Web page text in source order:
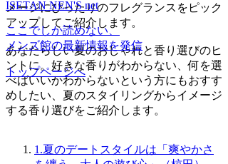
メージにぴったりのフレグランスをピック
アップしてご紹介します。
あなたらしい夏のおしゃれと香り選びのヒ
ントに。好きな香りがわからない、何を選
べばいいかわからないという方にもおすす
めしたい、夏のスタイリングからイメージ
する香り選びをご紹介します。
1.夏のデートスタイルは「爽やかさ
ここでしか読めない、
メンズ館の最新情報を発信
トップページへ